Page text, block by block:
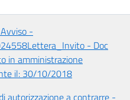
-
- Doc
in amministrazione
il: 30/10/2018
autorizzazione a contrarre -